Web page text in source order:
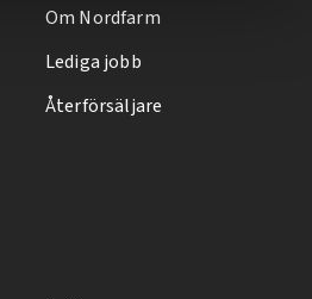
Om Nordfarm
Lediga jobb
Återförsäljare